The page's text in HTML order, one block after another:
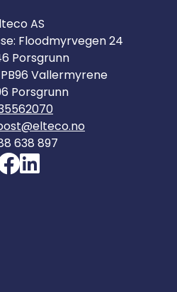
AS
Floodmyrvegen 24
Porsgrunn
Vallermyrene
Porsgrunn
638 897